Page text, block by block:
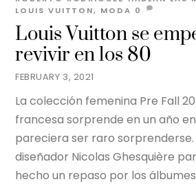
FEBRUARY 3, 2021
Louis Vuitton se
revivir en los 80
LOUIS VUITTON, MODA 0
La colección femenina Pre Fall
francesa sorprende en un año
pareciera ser raro sorprenderse.
diseñador Nicolas Ghesquière
hecho un repaso por los